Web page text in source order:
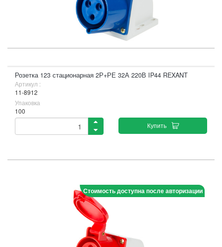
Розетка 123 стационарная 2Р+РЕ 32А 220В IP44 REXANT
Артикул :
11-8912
Упаковка
100
Купить
Стоимость доступна после авторизации